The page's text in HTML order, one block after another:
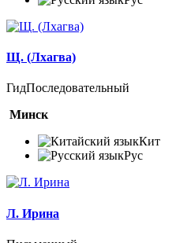
Щ. (Лхагва)
ГидПоследовательный
Минск
Кит
Рус
Л. Ирина